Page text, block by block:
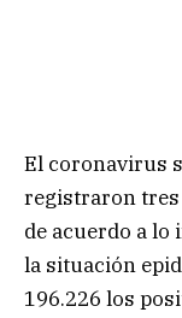
El coronavirus
registraron tres
de acuerdo a
la situación
196.226 los